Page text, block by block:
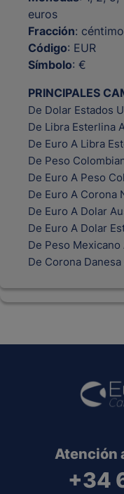
euros
Fracción:
Código: EUR
Símbolo: €
PRINCIPALES
De Dolar Estados
De Libra Esterlina
De Euro A Libra
De Peso
De Euro A Peso
De Euro A Corona
De Euro A Dolar
De Euro A Dolar
De Peso Mexicano
De Corona Danesa
Atención
+34